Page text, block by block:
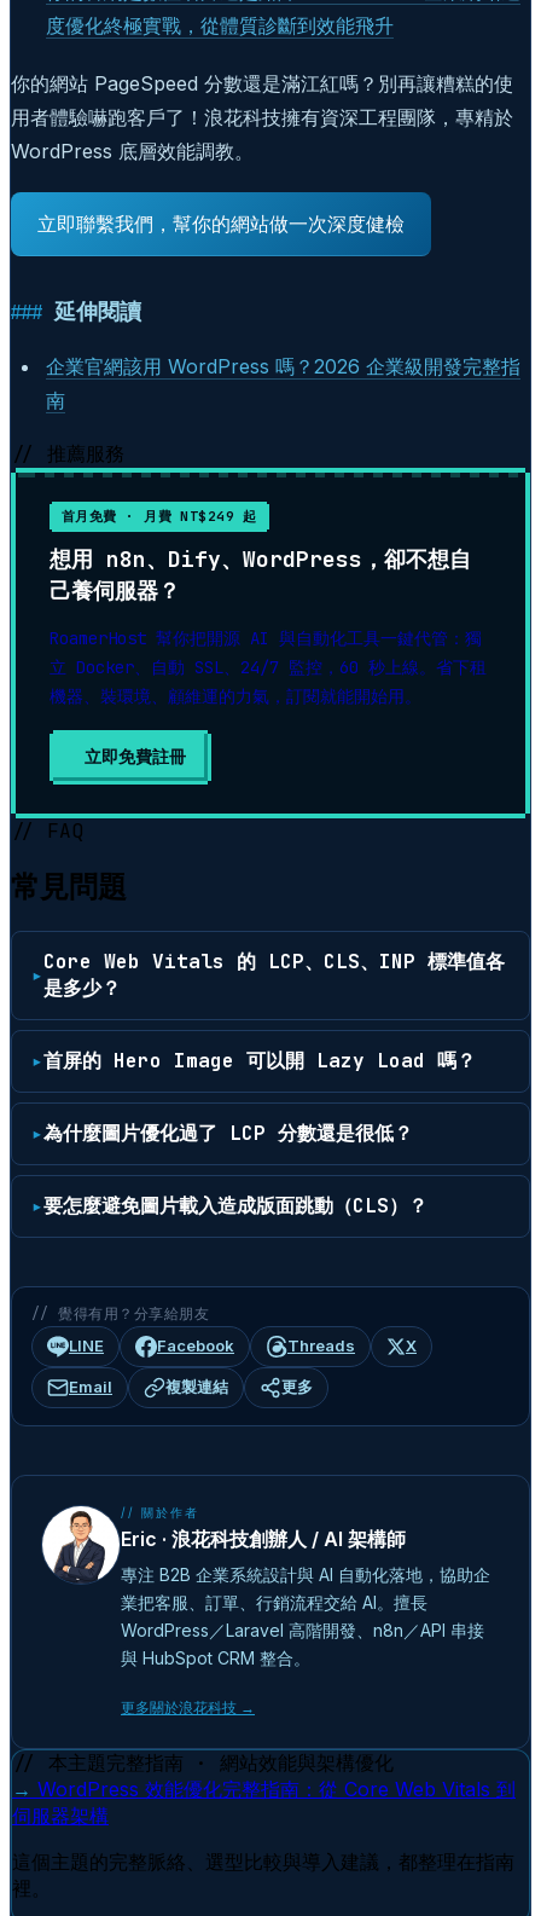
度優化終極實戰，從體質診斷到效能飛升
你的網站 PageSpeed 分數還是滿江紅嗎？別再讓糟糕的使
用者體驗嚇跑客戶了！浪花科技擁有資深工程團隊，專精於
WordPress 底層效能調教。
立即聯繫我們，幫你的網站做一次深度健檢
延伸閱讀
企業官網該用 WordPress 嗎？2026 企業級開發完整指
南
// 推薦服務
首月免費 · 月費 NT$249 起
想用 n8n、Dify、WordPress，卻不想自
己養伺服器？
RoamerHost 幫你把開源 AI 與自動化工具一鍵代管：獨
立 Docker、自動 SSL、24/7 監控，60 秒上線。省下租
機器、裝環境、顧維運的力氣，訂閱就能開始用。
立即免費註冊
// FAQ
常見問題
Core Web Vitals 的 LCP、CLS、INP 標準值各
是多少？
首屏的 Hero Image 可以開 Lazy Load 嗎？
為什麼圖片優化過了 LCP 分數還是很低？
要怎麼避免圖片載入造成版面跳動（CLS）？
// 覺得有用？分享給朋友
LINE Facebook Threads X
Email 複製連結 更多
// 關於作者
Eric · 浪花科技創辦人 / AI 架構師
專注 B2B 企業系統設計與 AI 自動化落地，協助企
業把客服、訂單、行銷流程交給 AI。擅長
WordPress／Laravel 高階開發、n8n／API 串接
與 HubSpot CRM 整合。
更多關於浪花科技 →
// 本主題完整指南 · 網站效能與架構優化
→ WordPress 效能優化完整指南：從 Core Web Vitals 到
伺服器架構
這個主題的完整脈絡、選型比較與導入建議，都整理在指南
裡。